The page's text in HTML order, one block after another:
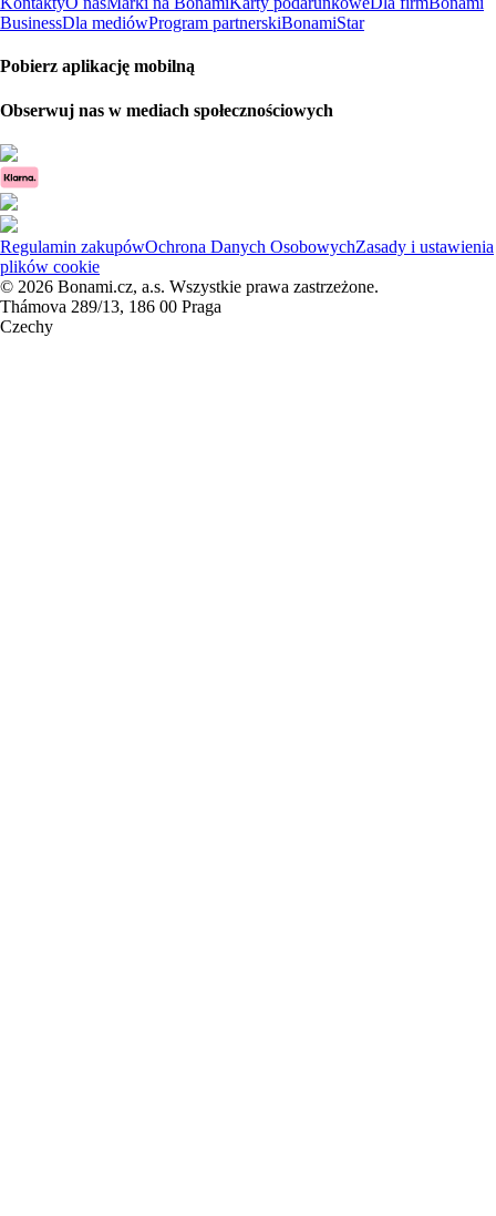
BusinessDla mediówProgram partnerskiBonamiStar
Pobierz aplikację mobilną
Obserwuj nas w mediach społecznościowych
Regulamin zakupówOchrona Danych OsobowychZasady i ustawienia
plików cookie
© 2026 Bonami.cz, a.s. Wszystkie prawa zastrzeżone.
Thámova 289/13, 186 00 Praga
Czechy